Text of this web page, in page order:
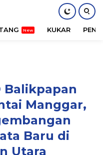
KUKAR
Balikpapan
Manggar,
Baru di
Utara